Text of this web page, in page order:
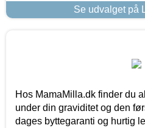
Se udvalget på
Hos MamaMilla.dk finder du
under din graviditet og den
dages byttegaranti og hurtig